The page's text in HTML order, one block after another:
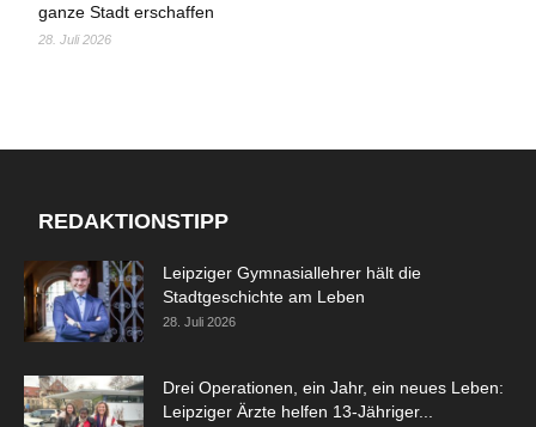
ganze Stadt erschaffen
28. Juli 2026
REDAKTIONSTIPP
Leipziger Gymnasiallehrer hält die
Stadtgeschichte am Leben
28. Juli 2026
Drei Operationen, ein Jahr, ein neues Leben:
Leipziger Ärzte helfen 13-Jähriger...